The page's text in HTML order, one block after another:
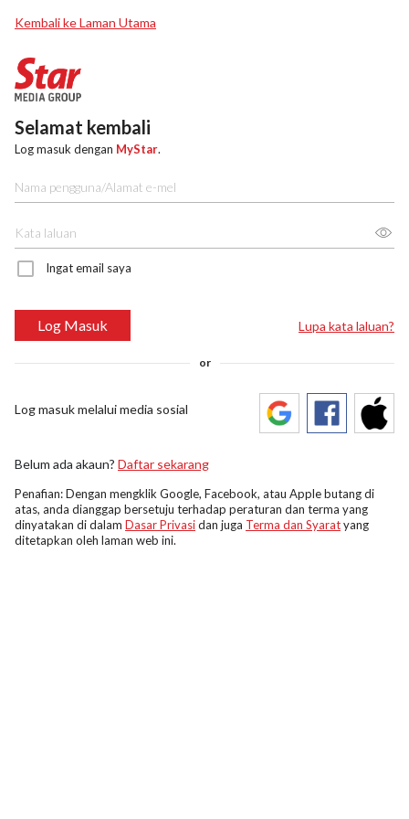
Kembali ke Laman Utama
Selamat kembali
Log masuk dengan MyStar.
Ingat email saya
Log Masuk Lupa kata laluan?
or
Log masuk melalui media sosial
Belum ada akaun? Daftar sekarang
Penafian: Dengan mengklik Google, Facebook, atau Apple butang di
atas, anda dianggap bersetuju terhadap peraturan dan terma yang
dinyatakan di dalam Dasar Privasidan juga Terma dan Syaratyang
ditetapkan oleh laman web ini.